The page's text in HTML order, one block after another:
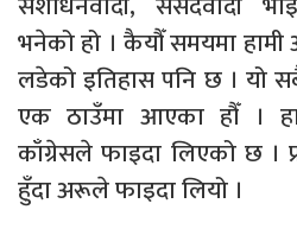
भनेको हो । कैयौँ समयमा
लडेको इतिहास पनि छ । यो
एक ठाउँमा आएका हौँ ।
काँग्रेसले फाइदा लिएको छ ।
हुँदा अरूले फाइदा लियो ।